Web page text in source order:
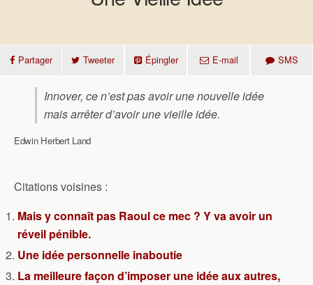
Partager Tweeter Épingler E-mail SMS
Innover, ce n’est pas avoir une nouvelle idée
mais arrêter d’avoir une vieille idée.
Edwin Herbert Land
Citations voisines :
Mais y connaît pas Raoul ce mec ? Y va avoir un
réveil pénible.
Une idée personnelle inaboutie
La meilleure façon d’imposer une idée aux autres,